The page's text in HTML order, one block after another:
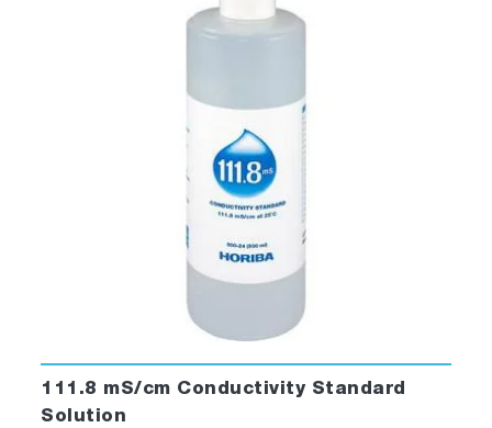
111.8 mS/cm Conductivity Standard
Solution